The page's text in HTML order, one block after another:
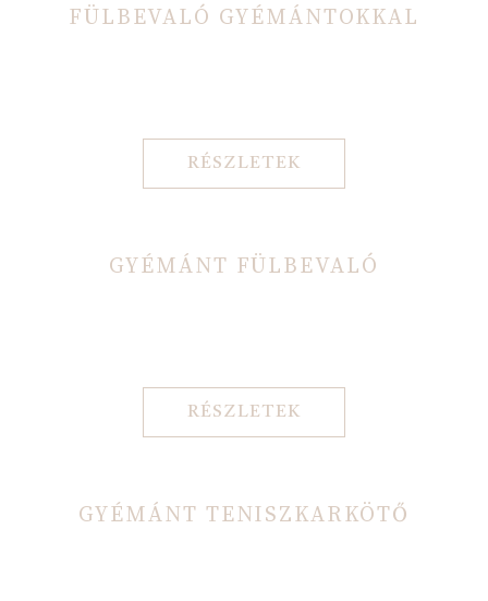
FÜLBEVALÓ GYÉMÁNTOKKAL
RÉSZLETEK
GYÉMÁNT FÜLBEVALÓ
RÉSZLETEK
GYÉMÁNT TENISZKARKÖTŐ